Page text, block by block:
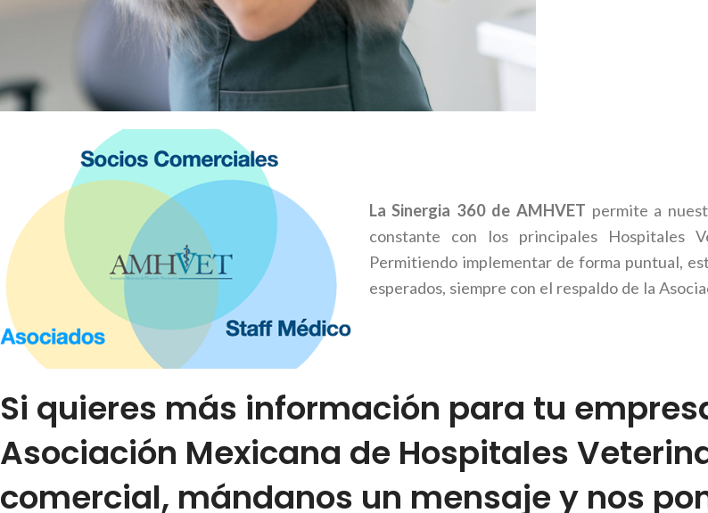
La Sinergia 360 de AMHVET permite a
constante con los principales Hospitales
Permitiendo implementar de forma puntual,
esperados, siempre con el respaldo de la
Si quieres más información para tu
Asociación Mexicana de Hospitales
comercial, mándanos un mensaje y nos